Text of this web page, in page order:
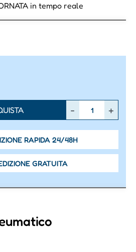
in tempo reale
RAPIDA 24/48H
GRATUITA